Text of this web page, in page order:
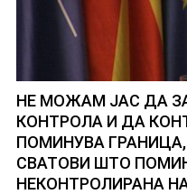
НЕ МОЖАМ ЈАС ДА
КОНТРОЛА И ДА
ПОМИНУВА
СВАТОВИ ШТО
НЕКОНТРОЛИРАНА